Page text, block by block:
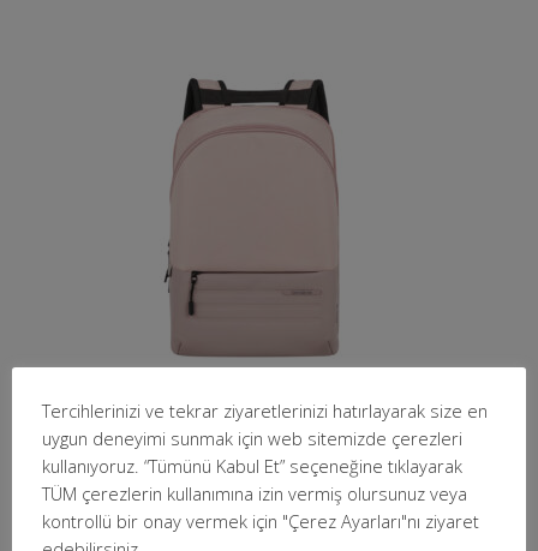
SAMSONITE KH8-80-001 14.1 STACKD BIZ Notebook
Sırt Çantası Pembe
Detaylı İncele
Tercihlerinizi ve tekrar ziyaretlerinizi hatırlayarak size en
uygun deneyimi sunmak için web sitemizde çerezleri
kullanıyoruz. “Tümünü Kabul Et” seçeneğine tıklayarak
TÜM çerezlerin kullanımına izin vermiş olursunuz veya
kontrollü bir onay vermek için "Çerez Ayarları"nı ziyaret